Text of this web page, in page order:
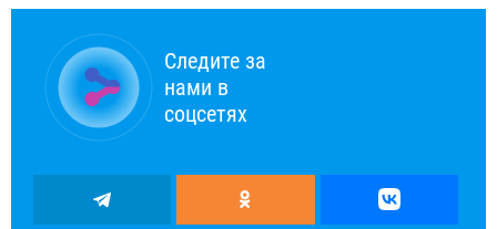
Следите за
нами в
соцсетях